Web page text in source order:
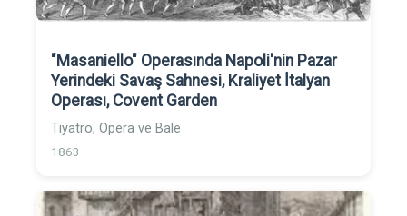
"Masaniello" Operasında Napoli'nin Pazar
Yerindeki Savaş Sahnesi, Kraliyet İtalyan
Operası, Covent Garden
Tiyatro, Opera ve Bale
1863